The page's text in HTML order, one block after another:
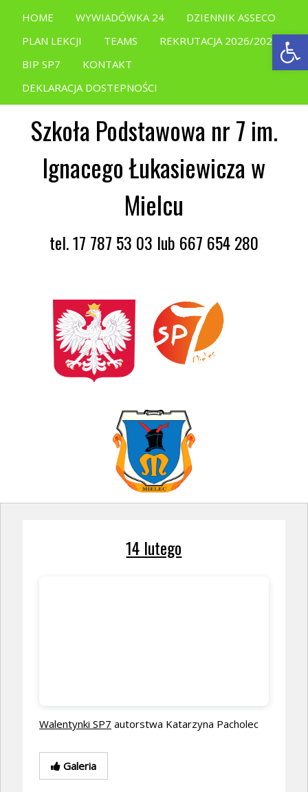
HOME WYWIADÓWKA 24
DZIENNIK ASSECO
PLAN LEKCJI
TEAMS
REKRUTACJA 2026/2027
BIP SP7
KONTAKT
DEKLARACJA DOSTEPNOŚCI
Szkoła Podstawowa nr 7 im.
Ignacego Łukasiewicza w
Mielcu
tel. 17 787 53 03 lub 667 654 280
14 lutego
Walentynki SP7 autorstwa Katarzyna Pacholec
Galeria